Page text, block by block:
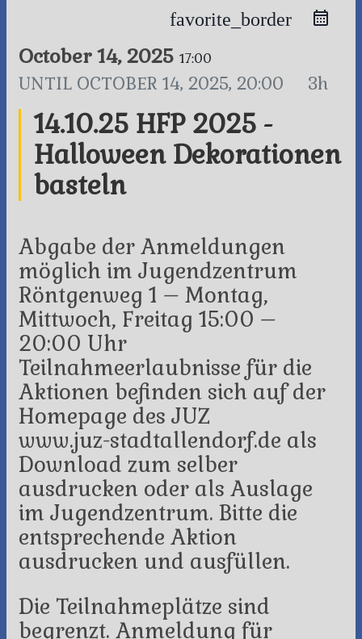
favorite_border
October 14, 2025 17:00
UNTIL OCTOBER 14, 2025, 20:00 3h
14.10.25 HFP 2025 -
Halloween Dekorationen
basteln
Abgabe der Anmeldungen
möglich im Jugendzentrum
Röntgenweg 1 – Montag,
Mittwoch, Freitag 15:00 –
20:00 Uhr
Teilnahmeerlaubnisse für die
Aktionen befinden sich auf der
Homepage des JUZ
www.juz-stadtallendorf.de als
Download zum selber
ausdrucken oder als Auslage
im Jugendzentrum. Bitte die
entsprechende Aktion
ausdrucken und ausfüllen.
Die Teilnahmeplätze sind
begrenzt. Anmeldung für